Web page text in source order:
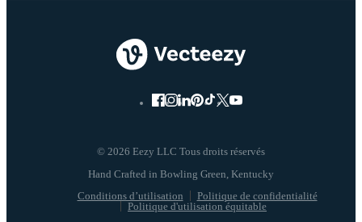
© 2026 Eezy LLC Tous droits réservés
Conditions d’utilisation
Politique de confidentialité
Politique d'utilisation équitable